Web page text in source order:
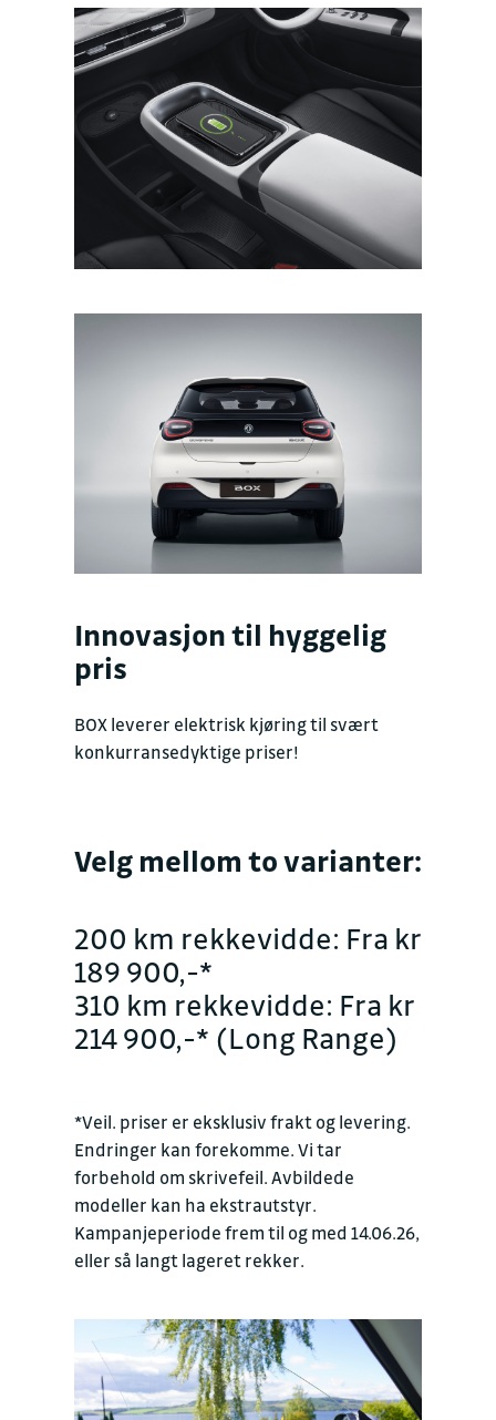
Innovasjon til hyggelig
pris
BOX leverer elektrisk kjøring til svært
konkurransedyktige priser!
Velg mellom to varianter:
200 km rekkevidde: Fra kr
189 900,-*
310 km rekkevidde: Fra kr
214 900,-* (Long Range)
*Veil. priser er eksklusiv frakt og levering.
Endringer kan forekomme. Vi tar
forbehold om skrivefeil. Avbildede
modeller kan ha ekstrautstyr.
Kampanjeperiode frem til og med 14.06.26,
eller så langt lageret rekker.